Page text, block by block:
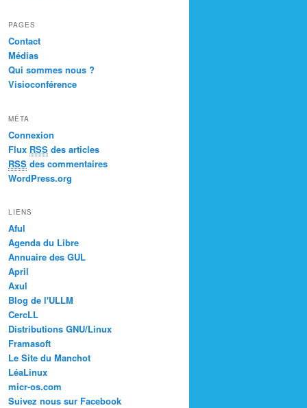
PAGES
Contact
Médias
Qui sommes nous ?
Visioconférence
MÉTA
Connexion
Flux RSS des articles
RSS des commentaires
WordPress.org
LIENS
Aful
Agenda du Libre
Annuaire des GUL
April
Axul
Blog de l'ULLM
CercLL
Distributions GNU/Linux
Framasoft
Le Site du Manchot
LéaLinux
micr-os.com
Suivez nous sur Facebook